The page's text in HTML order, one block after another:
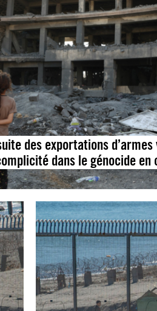
des exportations
dans le génocide en